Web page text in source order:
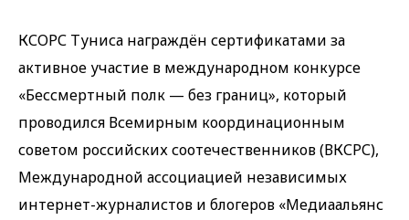
КСОРС Туниса награждён сертификатами за
активное участие в международном конкурсе
«Бессмертный полк — без границ», который
проводился Всемирным координационным
советом российских соотечественников (ВКСРС),
Международной ассоциацией независимых
интернет-журналистов и блогеров «Медиаальянс